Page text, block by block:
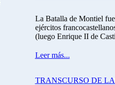
La Batalla de Montiel
ejércitos
(luego Enrique II de
Leer más...
TRANSCURSO DE